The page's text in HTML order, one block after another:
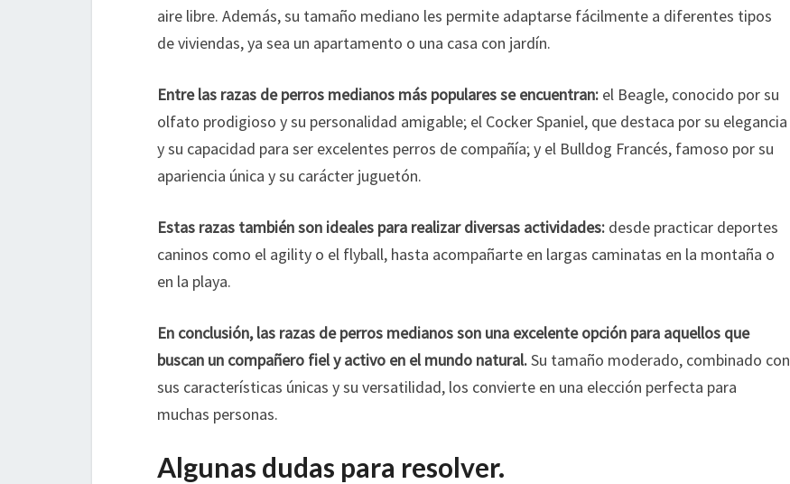
aire libre. Además, su tamaño mediano les permite adaptarse fácilmente a diferentes tipos
de viviendas, ya sea un apartamento o una casa con jardín.
Entre las razas de perros medianos más populares se encuentran: el Beagle, conocido por su
olfato prodigioso y su personalidad amigable; el Cocker Spaniel, que destaca por su elegancia
y su capacidad para ser excelentes perros de compañía; y el Bulldog Francés, famoso por su
apariencia única y su carácter juguetón.
Estas razas también son ideales para realizar diversas actividades: desde practicar deportes
caninos como el agility o el flyball, hasta acompañarte en largas caminatas en la montaña o
en la playa.
En conclusión, las razas de perros medianos son una excelente opción para aquellos que
buscan un compañero fiel y activo en el mundo natural.Su tamaño moderado, combinado con
sus características únicas y su versatilidad, los convierte en una elección perfecta para
muchas personas.
Algunas dudas para resolver.